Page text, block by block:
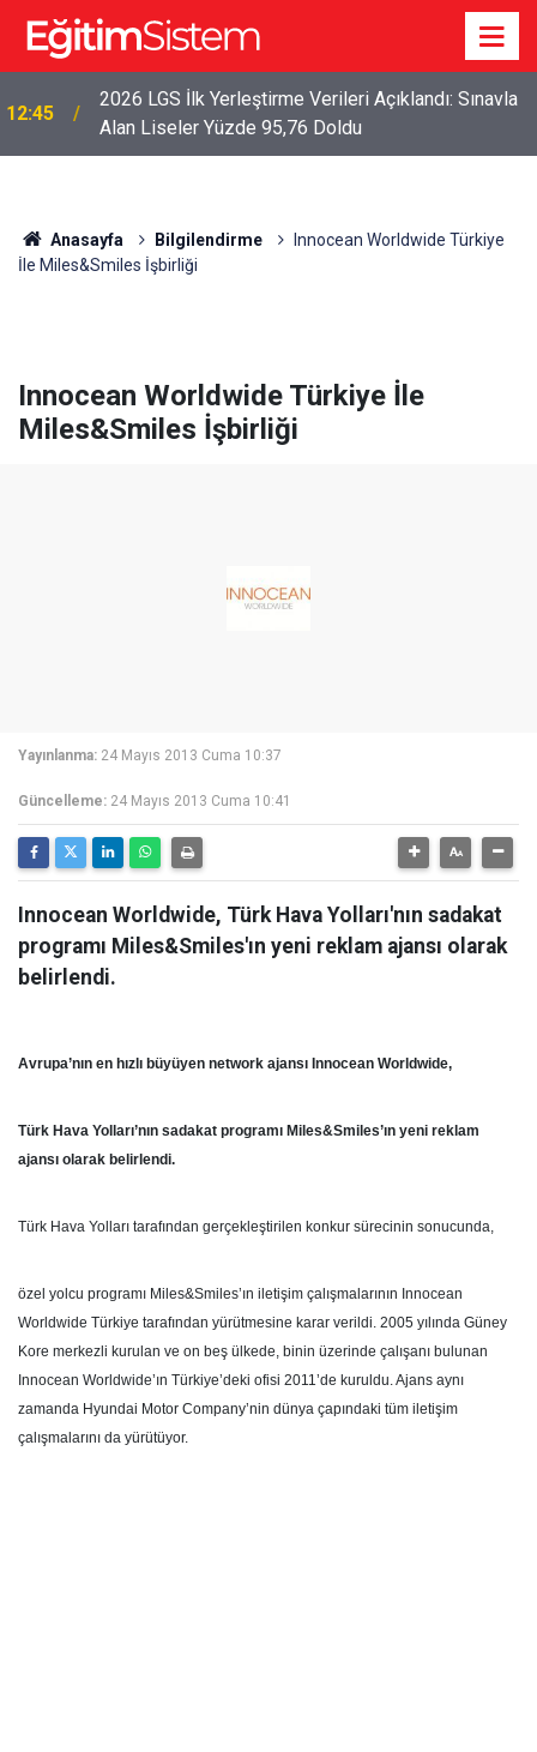
12:45
2026 LGS İlk Yerleştirme Verileri Açıklandı: Sınavla
Alan Liseler Yüzde 95,76 Doldu
Anasayfa Bilgilendirme
Innocean Worldwide Türkiye
İle Miles&Smiles İşbirliği
Innocean Worldwide Türkiye İle
Miles&Smiles İşbirliği
Yayınlanma: 24 Mayıs 2013 Cuma 10:37
Güncelleme: 24 Mayıs 2013 Cuma 10:41
Innocean Worldwide, Türk Hava Yolları'nın sadakat
programı Miles&Smiles'ın yeni reklam ajansı olarak
belirlendi.
Avrupa’nın en hızlı büyüyen network ajansı Innocean Worldwide,
Türk Hava Yolları’nın sadakat programı Miles&Smiles’ın yeni reklam
ajansı olarak belirlendi.
Türk Hava Yolları tarafından gerçekleştirilen konkur sürecinin sonucunda,
özel yolcu programı Miles&Smiles’ın iletişim çalışmalarının Innocean
Worldwide Türkiye tarafından yürütmesine karar verildi. 2005 yılında Güney
Kore merkezli kurulan ve on beş ülkede, binin üzerinde çalışanı bulunan
Innocean Worldwide’ın Türkiye’deki ofisi 2011’de kuruldu. Ajans aynı
zamanda Hyundai Motor Company’nin dünya çapındaki tüm iletişim
çalışmalarını da yürütüyor.